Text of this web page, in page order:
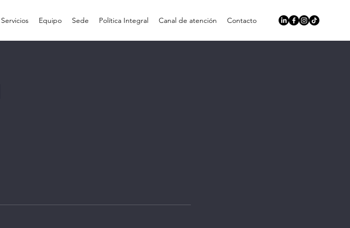
Servicios Equipo Sede Política Integral Canal de atención Contacto